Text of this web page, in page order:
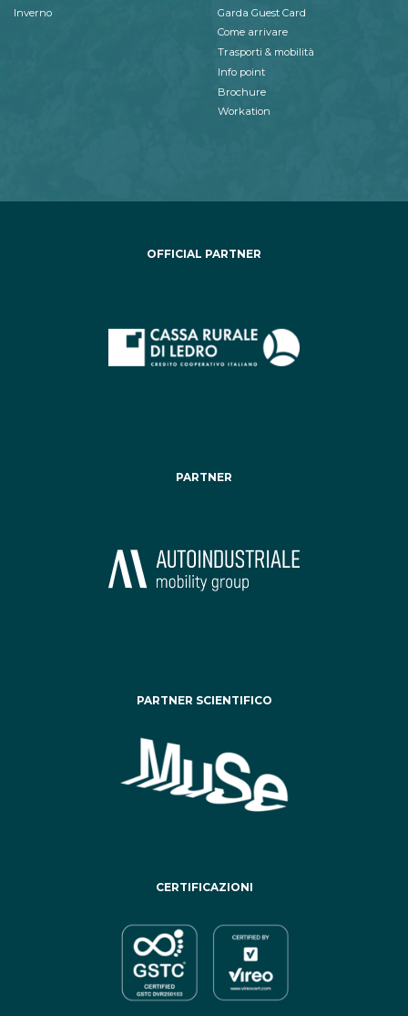
Inverno
Garda Guest Card
Come arrivare
Trasporti & mobilità
Info point
Brochure
Workation
OFFICIAL PARTNER
PARTNER
PARTNER SCIENTIFICO
CERTIFICAZIONI